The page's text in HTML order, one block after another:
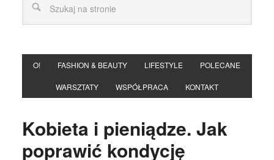
O! FASHION & BEAUTY LIFESTYLE POLECANE
WARSZTATY WSPÓŁPRACA KONTAKT
Kobieta i pieniądze. Jak
poprawić kondycję